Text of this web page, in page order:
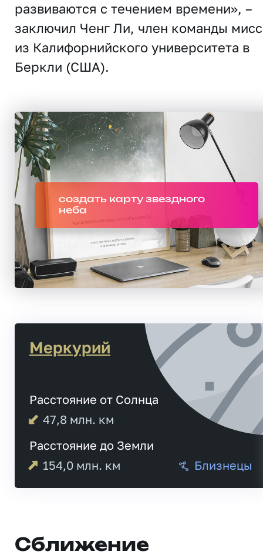
развиваются с течением времени», –
заключил Ченг Ли, член команды
из Калифорнийского университета в
Беркли (США).
создать карту звездного
неба
Меркурий
Расстояние от Солнца
47,8 млн. км
Расстояние до Земли
154,0 млн. км Близнецы
Сближение